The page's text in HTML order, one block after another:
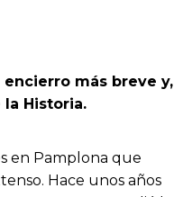
más breve y,
Historia.
en Pamplona que
Hace unos años